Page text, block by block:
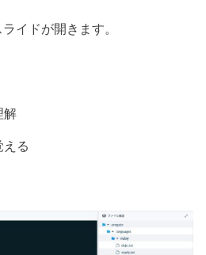
イドが開きます。
解
る